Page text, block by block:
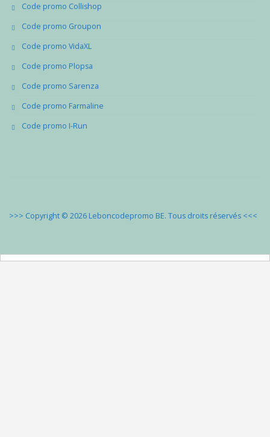
Code promo Collishop
Code promo Groupon
Code promo VidaXL
Code promo Plopsa
Code promo Sarenza
Code promo Farmaline
Code promo I-Run
>>> Copyright © 2026 Leboncodepromo BE. Tous droits réservés <<<